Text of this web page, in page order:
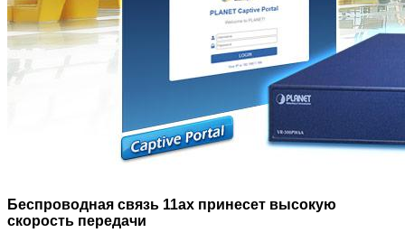
Беспроводная связь 11ax принесет высокую
скорость передачи